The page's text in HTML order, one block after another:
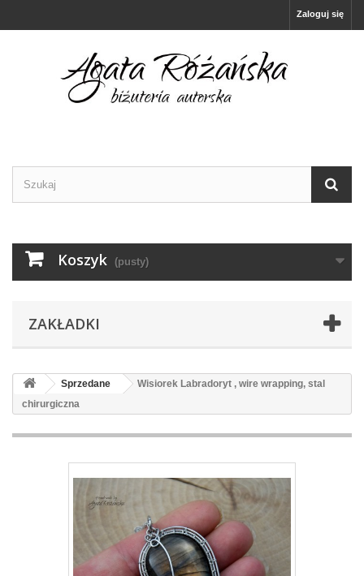
Zaloguj się
Koszyk (pusty)
ZAKŁADKI
Sprzedane
Wisiorek Labradoryt , wire wrapping, stal
chirurgiczna